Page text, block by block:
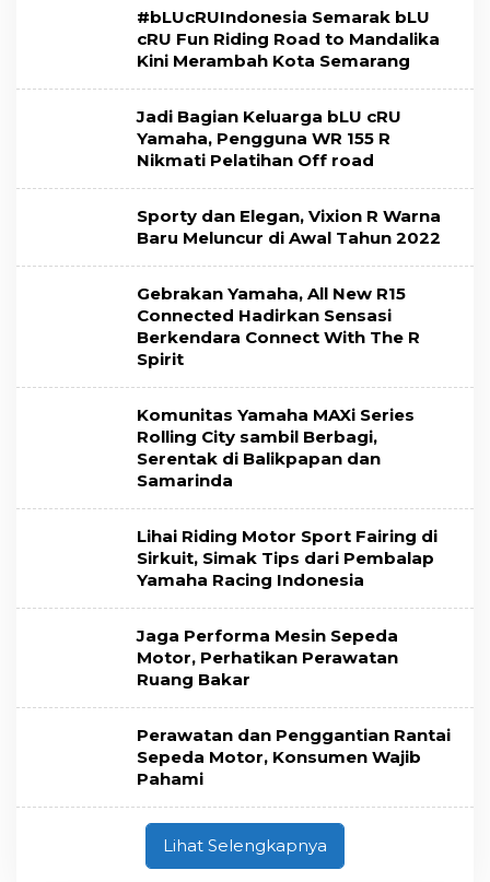
#bLUcRUIndonesia Semarak bLU
cRU Fun Riding Road to Mandalika
Kini Merambah Kota Semarang
Jadi Bagian Keluarga bLU cRU
Yamaha, Pengguna WR 155 R
Nikmati Pelatihan Off road
Sporty dan Elegan, Vixion R Warna
Baru Meluncur di Awal Tahun 2022
Gebrakan Yamaha, All New R15
Connected Hadirkan Sensasi
Berkendara Connect With The R
Spirit
Komunitas Yamaha MAXi Series
Rolling City sambil Berbagi,
Serentak di Balikpapan dan
Samarinda
Lihai Riding Motor Sport Fairing di
Sirkuit, Simak Tips dari Pembalap
Yamaha Racing Indonesia
Jaga Performa Mesin Sepeda
Motor, Perhatikan Perawatan
Ruang Bakar
Perawatan dan Penggantian Rantai
Sepeda Motor, Konsumen Wajib
Pahami
Lihat Selengkapnya